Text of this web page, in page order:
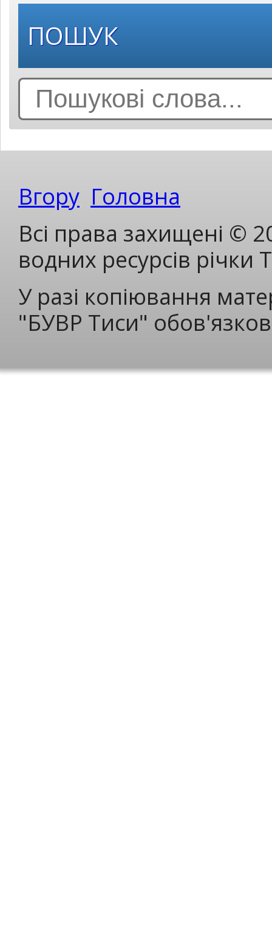
ПОШУК
Search
for:
Вгору Головна
Всі права захищені ©
водних ресурсів річки
У разі копіювання
"БУВР Тиси"